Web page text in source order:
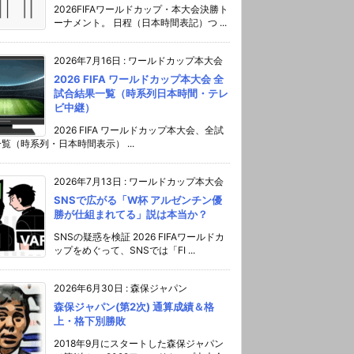
2026FIFAワールドカップ・本大会決勝ト
ーナメント。 日程（日本時間表記）つ ...
2026年7月16日 : ワールドカップ本大会
2026 FIFA ワールドカップ本大会 全
試合結果一覧（時系列日本時間・テレ
ビ中継）
2026 FIFA ワールドカップ本大会、全試
（時系列・日本時間表示） ...
2026年7月13日 : ワールドカップ本大会
SNSで広がる「W杯 アルゼンチン優
勝が仕組まれてる」説は本当か？
SNSの疑惑を検証 2026 FIFAワールドカ
ップをめぐって、SNSでは「FI ...
2026年6月30日 : 森保ジャパン
森保ジャパン(第2次) 通算成績＆格
上・格下別勝敗
2018年9月にスタートした森保ジャパン